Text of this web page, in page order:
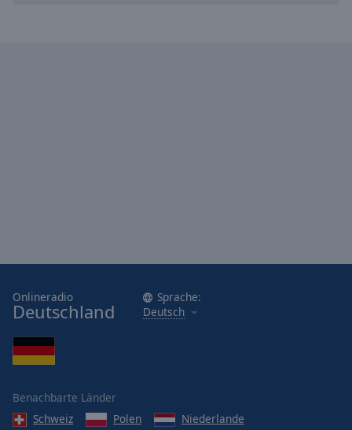
Onlineradio
Deutschland
Sprache:
Deutsch
Benachbarte Länder
Schweiz
Polen
Niederlande